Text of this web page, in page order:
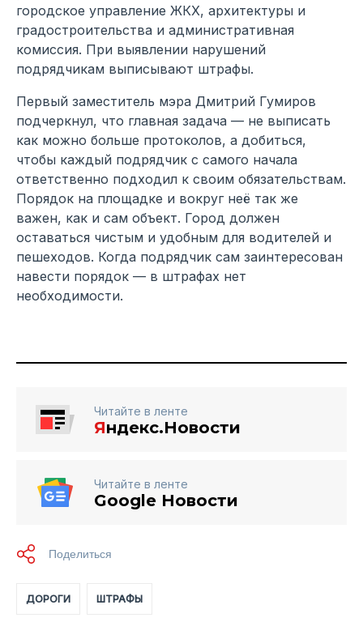
городское управление ЖКХ, архитектуры и
градостроительства и административная
комиссия. При выявлении нарушений
подрядчикам выписывают штрафы.
Первый заместитель мэра Дмитрий Гумиров
подчеркнул, что главная задача — не выписать
как можно больше протоколов, а добиться,
чтобы каждый подрядчик с самого начала
ответственно подходил к своим обязательствам.
Порядок на площадке и вокруг неё так же
важен, как и сам объект. Город должен
оставаться чистым и удобным для водителей и
пешеходов. Когда подрядчик сам заинтересован
навести порядок — в штрафах нет
необходимости.
Читайте в ленте
Яндекс.Новости
Читайте в ленте
Google Новости
ДОРОГИ ШТРАФЫ